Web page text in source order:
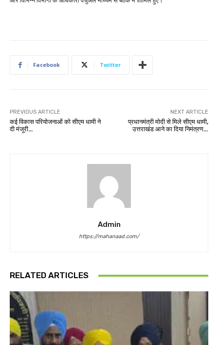
Facebook Twitter
PREVIOUS ARTICLE
कई विकास परियोजनाओं को सीएम धामी ने
दी मंजूरी…
NEXT ARTICLE
प्रधानमंत्री मोदी से मिले सीएम धामी,
उत्तराखंड आने का दिया निमंत्रण…
Admin
https://mahanaad.com/
RELATED ARTICLES